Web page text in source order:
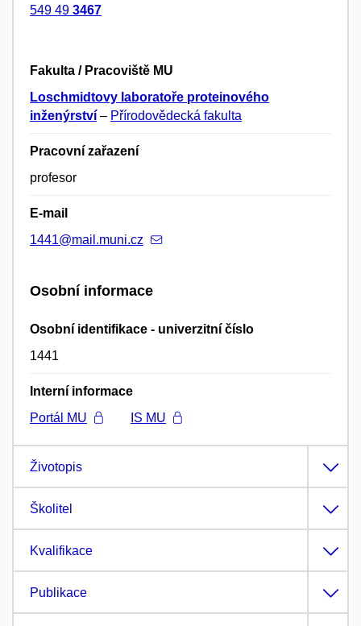
549 49 3467
Fakulta / Pracoviště MU
Loschmidtovy laboratoře proteinového
inženýrství – Přírodovědecká fakulta
Pracovní zařazení
profesor
E-mail
1441@mail.muni.cz
Osobní informace
Osobní identifikace - univerzitní číslo
1441
Interní informace
Portál MU
IS MU
Životopis
Školitel
Kvalifikace
Publikace